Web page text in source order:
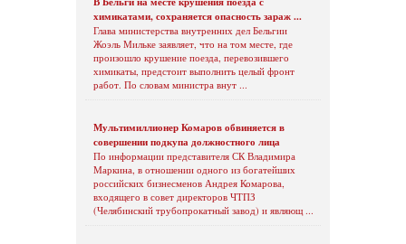
химикатами, сохраняется опасность зараж ...
Глава министерства внутренних дел Бельгии
Жоэль Мильке заявляет, что на том месте, где
произошло крушение поезда, перевозившего
химикаты, предстоит выполнить целый фронт
работ. По словам министра внут ...
Мультимиллионер Комаров обвиняется в
совершении подкупа должностного лица
По информации представителя СК Владимира
Маркина, в отношении одного из богатейших
российских бизнесменов Андрея Комарова,
входящего в совет директоров ЧТПЗ
(Челябинский трубопрокатный завод) и являющ ...